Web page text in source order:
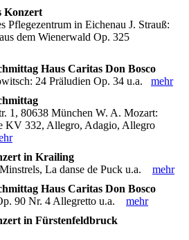
Konzert
Pflegezentrum in Eichenau J. Strauß:
dem Wienerwald Op. 325
Haus Caritas Don Bosco
24 Präludien Op. 34 u.a. mehr
1, 80638 München W. A. Mozart:
KV 332, Allegro, Adagio, Allegro
in Krailing
La danse de Puck u.a. mehr
Haus Caritas Don Bosco
90 Nr. 4 Allegretto u.a. mehr
in Fürstenfeldbruck